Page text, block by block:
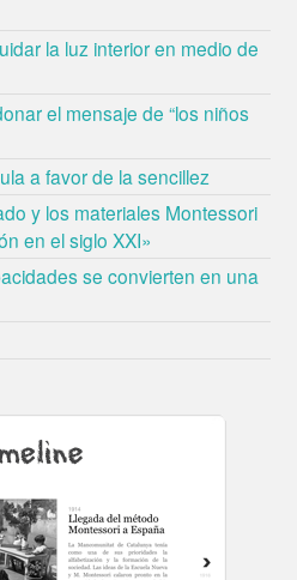
la luz interior en medio de
el mensaje de “los niños
a favor de la sencillez
y los materiales Montessori
en el siglo XXI»
se convierten en una